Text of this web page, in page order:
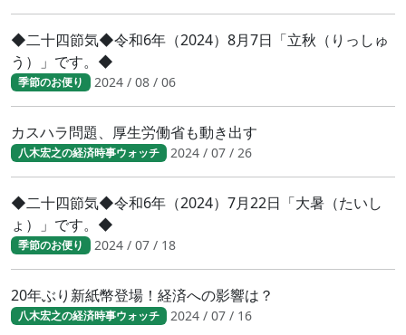
◆二十四節気◆令和6年（2024）8月7日「立秋（りっしゅ
う）」です。◆
季節のお便り 2024 / 08 / 06
カスハラ問題、厚生労働省も動き出す
八木宏之の経済時事ウォッチ 2024 / 07 / 26
◆二十四節気◆令和6年（2024）7月22日「大暑（たいし
ょ）」です。◆
季節のお便り 2024 / 07 / 18
20年ぶり新紙幣登場！経済への影響は？
八木宏之の経済時事ウォッチ 2024 / 07 / 16